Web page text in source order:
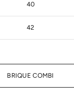
40
42
BRIQUE COMBI